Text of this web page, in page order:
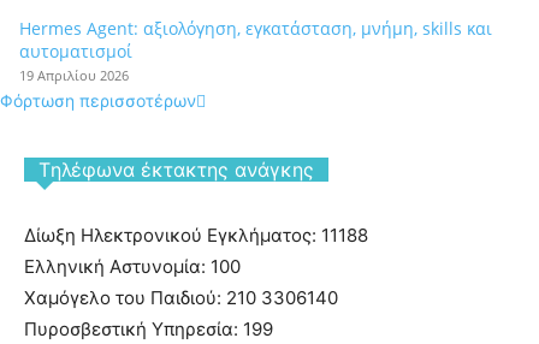
Hermes Agent: αξιολόγηση, εγκατάσταση, μνήμη, skills και
αυτοματισμοί
19 Απριλίου 2026
Φόρτωση περισσοτέρων
Tηλέφωνα έκτακτης ανάγκης
Δίωξη Ηλεκτρονικού Εγκλήματος: 11188
Ελληνική Αστυνομία: 100
Χαμόγελο του Παιδιού: 210 3306140
Πυροσβεστική Υπηρεσία: 199